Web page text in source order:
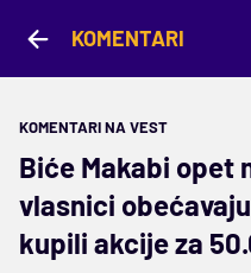
KOMENTARI
KOMENTARI NA VEST
Biće Makabi opet
vlasnici
kupili akcije za